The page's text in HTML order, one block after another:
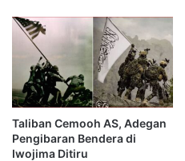
Taliban Cemooh AS, Adegan
Pengibaran Bendera di
Iwojima Ditiru